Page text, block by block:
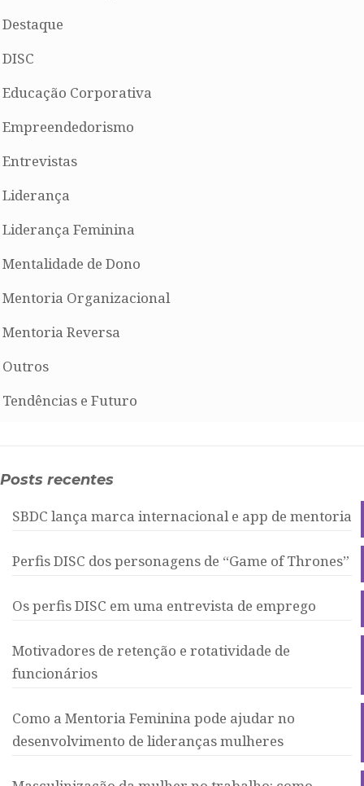
Destaque
DISC
Educação Corporativa
Empreendedorismo
Entrevistas
Liderança
Liderança Feminina
Mentalidade de Dono
Mentoria Organizacional
Mentoria Reversa
Outros
Tendências e Futuro
Posts recentes
SBDC lança marca internacional e app de mentoria
Perfis DISC dos personagens de “Game of Thrones”
Os perfis DISC em uma entrevista de emprego
Motivadores de retenção e rotatividade de
funcionários
Como a Mentoria Feminina pode ajudar no
desenvolvimento de lideranças mulheres